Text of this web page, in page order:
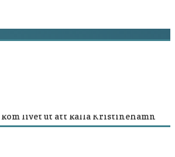
och staden kom att bli Gustaf
kom livet ut att kalla Kristinehamn